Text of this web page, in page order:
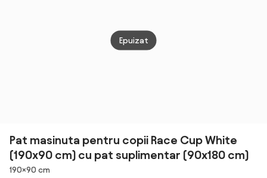
Epuizat
Pat masinuta pentru copii Race Cup White
(190x90 cm) cu pat suplimentar (90x180 cm)
Dimensiuni
190×90 cm